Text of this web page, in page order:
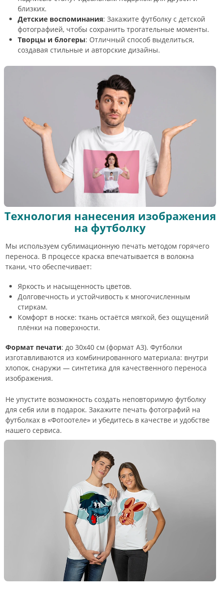
близких.
Детские воспоминания: Закажите футболку с детской
фотографией, чтобы сохранить трогательные моменты.
Творцы и блогеры: Отличный способ выделиться,
создавая стильные и авторские дизайны.
Технология нанесения изображения
на футболку
Мы используем сублимационную печать методом горячего
переноса. В процессе краска впечатывается в волокна
ткани, что обеспечивает:
Яркость и насыщенность цветов.
Долговечность и устойчивость к многочисленным
стиркам.
Комфорт в носке: ткань остаётся мягкой, без ощущений
плёнки на поверхности.
Формат печати: до 30х40 см (формат А3). Футболки
изготавливаются из комбинированного материала: внутри
хлопок, снаружи — синтетика для качественного переноса
изображения.
Не упустите возможность создать неповторимую футболку
для себя или в подарок. Закажите печать фотографий на
футболках в «Фотоотеле» и убедитесь в качестве и удобстве
нашего сервиса.